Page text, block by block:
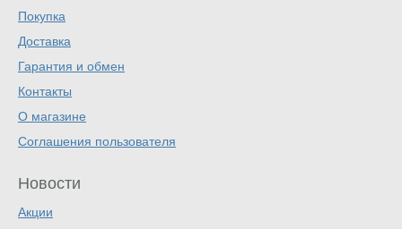
Покупка
Доставка
Гарантия и обмен
Контакты
О магазине
Соглашения пользователя
Новости
Акции